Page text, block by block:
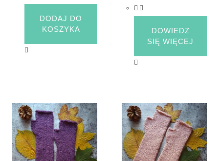
DODAJ DO
KOSZYKA
DOWIEDZ
SIĘ WIĘCEJ